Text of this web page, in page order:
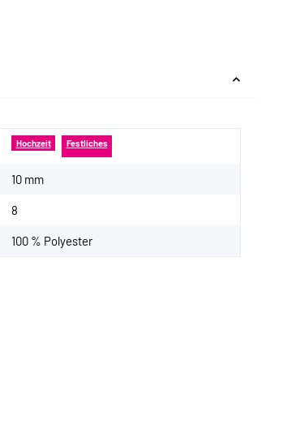
Hochzeit Festliches
10 mm
8
100 % Polyester